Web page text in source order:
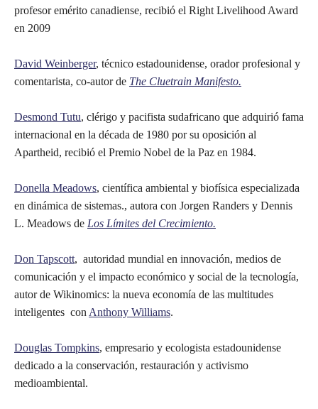
profesor emérito canadiense, recibió el Right Livelihood Award
en 2009
David Weinberger, técnico estadounidense, orador profesional y
comentarista, co-autor de The Cluetrain Manifesto.
Desmond Tutu, clérigo y pacifista sudafricano que adquirió fama
internacional en la década de 1980 por su oposición al
Apartheid, recibió el Premio Nobel de la Paz en 1984.
Donella Meadows, científica ambiental y biofísica especializada
en dinámica de sistemas., autora con Jorgen Randers y Dennis
L. Meadows de Los Límites del Crecimiento.
Don Tapscott, autoridad mundial en innovación, medios de
comunicación y el impacto económico y social de la tecnología,
autor de Wikinomics: la nueva economía de las multitudes
inteligentes con Anthony Williams.
Douglas Tompkins, empresario y ecologista estadounidense
dedicado a la conservación, restauración y activismo
medioambiental.